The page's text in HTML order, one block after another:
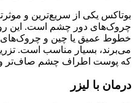
بوتاکس یکی از سریع‌ترین و
چروک‌های دور چشم است. این
خطوط عمیق یا چین و
می‌برند، بسیار مناسب است.
که پوست اطراف چشم صاف‌تر و
درمان با لیزر